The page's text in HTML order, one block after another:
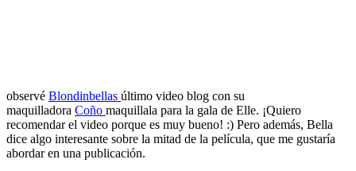
observé Blondinbellas último video blog con su
maquilladora Coño maquillala para la gala de Elle. ¡Quiero
recomendar el video porque es muy bueno! :) Pero además, Bella
dice algo interesante sobre la mitad de la película, que me gustaría
abordar en una publicación.